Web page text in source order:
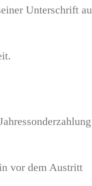
Unterschrift
vor dem Austritt